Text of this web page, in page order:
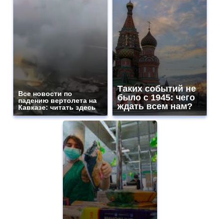
Все новости по
падению вертолета на
Кавказе: читать здесь
Таких событий не
было с 1945: чего
ждать всем нам?